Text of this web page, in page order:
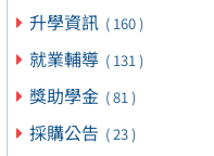
升學資訊 ( 160 )
就業輔導 ( 131 )
獎助學金 ( 81 )
採購公告 ( 23 )